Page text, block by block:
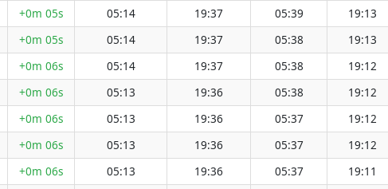
+0m 05s 05:14 19:37 05:39 19:13
+0m 05s 05:14 19:37 05:38 19:13
+0m 06s 05:14 19:37 05:38 19:12
+0m 06s 05:13 19:36 05:38 19:12
+0m 06s 05:13 19:36 05:37 19:12
+0m 06s 05:13 19:36 05:37 19:12
+0m 06s 05:13 19:36 05:37 19:11